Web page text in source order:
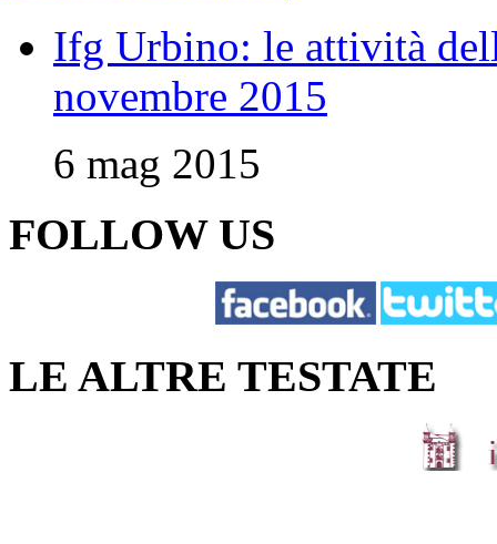
Ifg Urbino: le attività
novembre 2015
6 mag 2015
FOLLOW US
LE ALTRE TESTATE